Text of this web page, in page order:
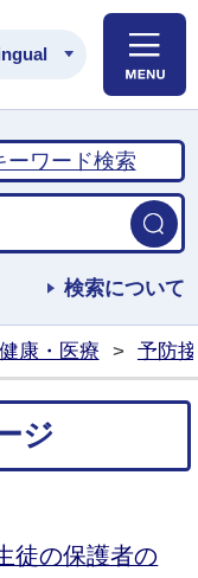
市公式ホームペ
ーワード検索
検索について
健康・医療 > 予防
ジ
徒の保護者の